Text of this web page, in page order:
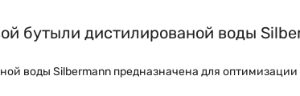
бутыли дистилированой воды
воды Silbermann предназначена для